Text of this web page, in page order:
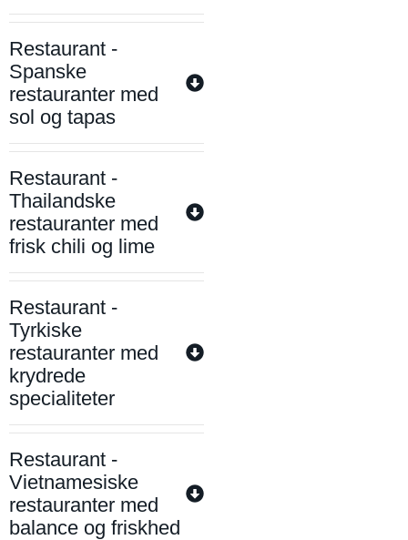
Restaurant -
Spanske
restauranter med
sol og tapas
Restaurant -
Thailandske
restauranter med
frisk chili og lime
Restaurant -
Tyrkiske
restauranter med
krydrede
specialiteter
Restaurant -
Vietnamesiske
restauranter med
balance og friskhed